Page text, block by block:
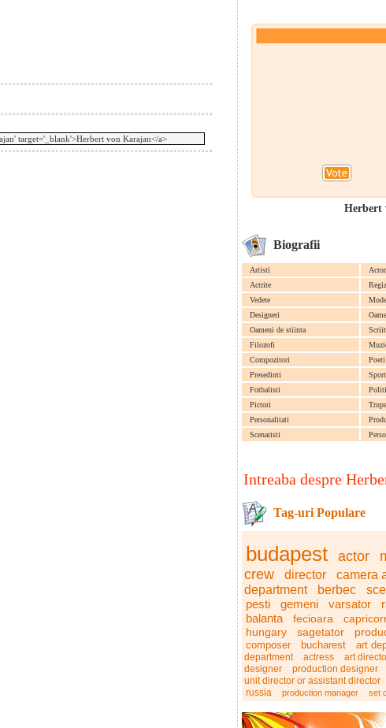
Herbert
Biografii
Artisti
Actrite
Vedete
Designeri
Oameni de stiinta
Filozofi
Compozitori
Poeti
Presedinti
Fotbalisti
Pictori
Trupe
Personalitati
Scenaristi
Intreaba despre
Tag-uri Populare
budapest actor
crew
director
camera
department
berbec
pesti
gemeni varsator
balanta
fecioara
hungary
sagetator
composer
bucharest art
department
actress art
designer
production designer
unit director or assistant director
russia
production manager set